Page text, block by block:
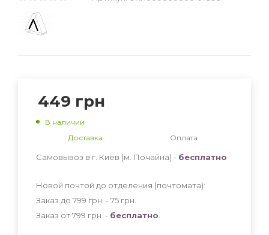
449 грн
В наличии
Доставка
Оплата
Самовывоз в г. Киев (м. Почайна) - бесплатно
Новой почтой до отделения (почтомата):
Заказ до 799 грн. - 75 грн
Заказ от 799 грн. - бесплатно